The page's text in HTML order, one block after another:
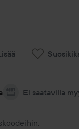
Ei saatavilla